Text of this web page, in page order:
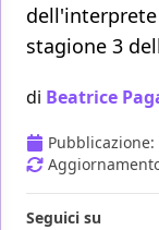
stagione 3
di Beatrice
Pubblicazione:
Seguici su